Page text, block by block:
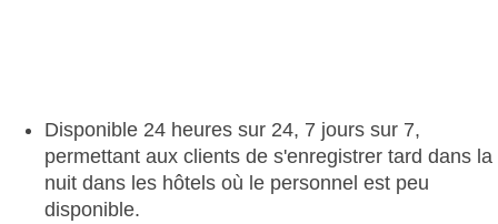
Disponible 24 heures sur 24, 7 jours sur 7,
permettant aux clients de s'enregistrer tard dans la
nuit dans les hôtels où le personnel est peu
disponible.